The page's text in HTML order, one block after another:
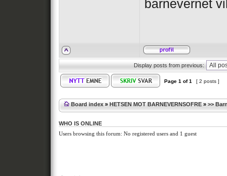
barnevernet
Display posts from previous:
Page 1 of1 [ 2 posts ]
Board index » HETSEN MOT BARNEVERNSOFRE » >>
WHO IS ONLINE
Users browsing this forum: No registered users and 1 guest